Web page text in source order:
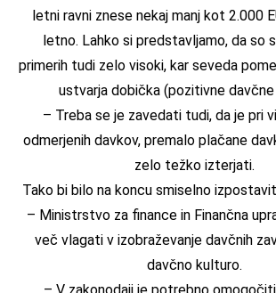
letni ravni znese nekaj manj kot 2.000
letno. Lahko si predstavljamo, da so
primerih tudi zelo visoki, kar seveda
ustvarja dobička (pozitivne
– Treba se je zavedati tudi, da je pri
odmerjenih davkov, premalo plačane
zelo težko izterjati.
Tako bi bilo na koncu smiselno
– Ministrstvo za finance in Finančna
več vlagati v izobraževanje davčnih
davčno kulturo.